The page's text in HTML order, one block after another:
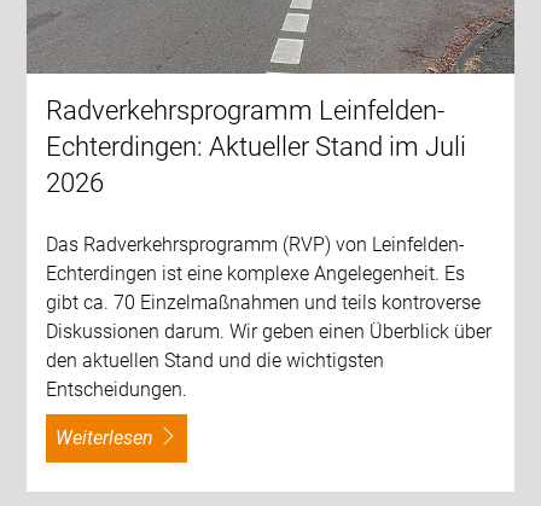
Radverkehrsprogramm Leinfelden-
Echterdingen: Aktueller Stand im Juli
2026
Das Radverkehrsprogramm (RVP) von Leinfelden-
Echterdingen ist eine komplexe Angelegenheit. Es
gibt ca. 70 Einzelmaßnahmen und teils kontroverse
Diskussionen darum. Wir geben einen Überblick über
den aktuellen Stand und die wichtigsten
Entscheidungen.
weiterlesen